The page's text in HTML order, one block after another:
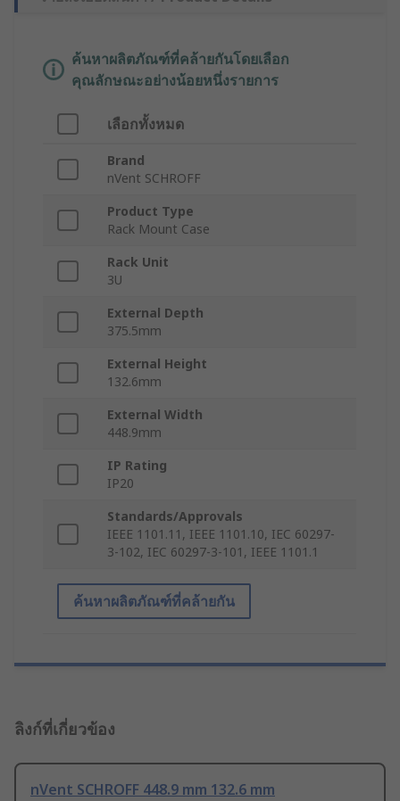
ค้นหาผลิตภัณฑ์ที่คล้ายกันโดยเลือก
คุณลักษณะอย่างน้อยหนึ่งรายการ
เลือกทั้งหมด
Brand
nVent SCHROFF
Product Type
Rack Mount Case
Rack Unit
3U
External Depth
375.5mm
External Height
132.6mm
External Width
448.9mm
IP Rating
IP20
Standards/Approvals
IEEE 1101.11, IEEE 1101.10, IEC 60297-
3-102, IEC 60297-3-101, IEEE 1101.1
ค้นหาผลิตภัณฑ์ที่คล้ายกัน
ลิงก์ที่เกี่ยวข้อง
nVent SCHROFF 448.9 mm 132.6 mm